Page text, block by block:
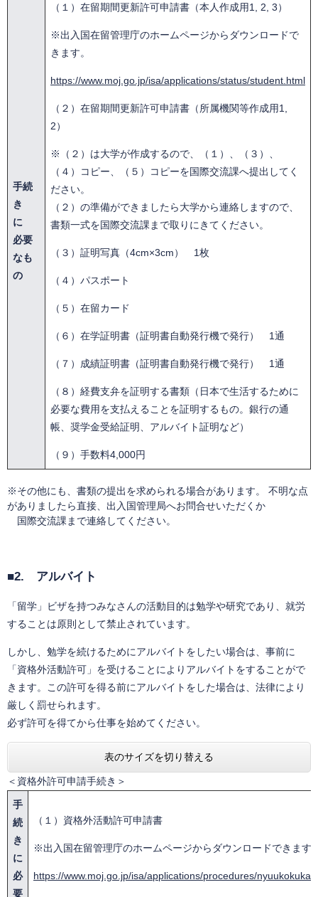
手続
き
に
必要
なも
の
（１）在留期間更新許可申請書（本人作成用1, 2, 3）
※出入国在留管理庁のホームページからダウンロードで
きます。
https://www.moj.go.jp/isa/applications/status/student.html
（２）在留期間更新許可申請書（所属機関等作成用1,
2）
※（２）は大学が作成するので、（１）、（３）、
（４）コピー、（５）コピーを国際交流課へ提出してく
ださい。
（２）の準備ができましたら大学から連絡しますので、
書類一式を国際交流課まで取りにきてください。
（３）証明写真（4cm×3cm） 1枚
（４）パスポート
（５）在留カード
（６）在学証明書（証明書自動発行機で発行） 1通
（７）成績証明書（証明書自動発行機で発行） 1通
（８）経費支弁を証明する書類（日本で生活するために
必要な費用を支払えることを証明するもの。銀行の通
帳、奨学金受給証明、アルバイト証明など）
（９）手数料4,000円
※その他にも、書類の提出を求められる場合があります。 不明な点
がありましたら直接、出入国管理局へお問合せいただくか
国際交流課まで連絡してください。
■2. アルバイト
「留学」ビザを持つみなさんの活動目的は勉学や研究であり、就労
することは原則として禁止されています。
しかし、勉学を続けるためにアルバイトをしたい場合は、事前に
「資格外活動許可」を受けることによりアルバイトをすることがで
きます。この許可を得る前にアルバイトをした場合は、法律により
厳しく罰せられます。
必ず許可を得てから仕事を始めてください。
表のサイズを切り替える
手
続
き
に
必
要
（１）資格外活動許可申請書
※出入国在留管理庁のホームページからダウンロードできます
https://www.moj.go.jp/isa/applications/procedures/
＜資格外許可申請手続き＞